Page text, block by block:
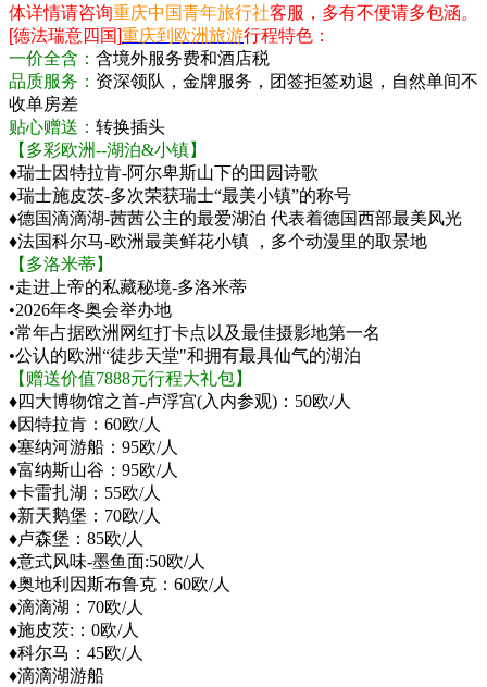
体详情请咨询重庆中国青年旅行社客服，多有不便请多包涵。
[德法瑞意四国]重庆到欧洲旅游行程特色：
一价全含： 含境外服务费和酒店税
品质服务： 资深领队，金牌服务，团签拒签劝退，自然单间不
收单房差
贴心赠送： 转换插头
【多彩欧洲--湖泊&小镇】
♦瑞士因特拉肯-阿尔卑斯山下的田园诗歌
♦瑞士施皮茨-多次荣获瑞士“最美小镇”的称号
♦德国滴滴湖-茜茜公主的最爱湖泊 代表着德国西部最美风光
♦法国科尔马-欧洲最美鲜花小镇 ，多个动漫里的取景地
【多洛米蒂】
•走进上帝的私藏秘境-多洛米蒂
•2026年冬奥会举办地
•常年占据欧洲网红打卡点以及最佳摄影地第一名
•公认的欧洲“徒步天堂"和拥有最具仙气的湖泊
【赠送价值7888元行程大礼包】
♦四大博物馆之首-卢浮宫(入内参观)：50欧/人
♦因特拉肯：60欧/人
♦塞纳河游船：95欧/人
♦富纳斯山谷：95欧/人
♦卡雷扎湖：55欧/人
♦新天鹅堡：70欧/人
♦卢森堡：85欧/人
♦意式风味-墨鱼面:50欧/人
♦奥地利因斯布鲁克：60欧/人
♦滴滴湖：70欧/人
♦施皮茨:：0欧/人
♦科尔马：45欧/人
♦滴滴湖游船